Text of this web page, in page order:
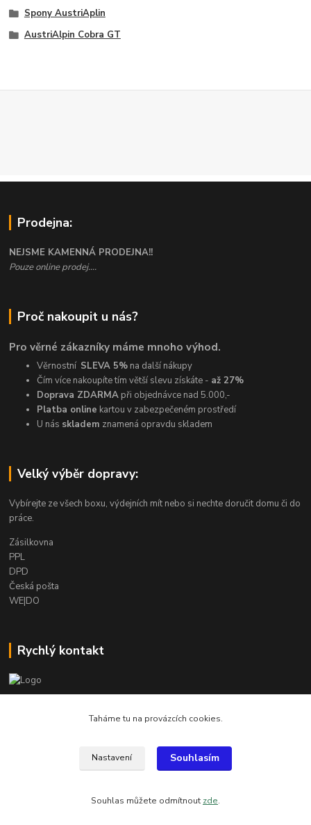
Spony AustriAplin
AustriAlpin Cobra GT
Prodejna:
NEJSME KAMENNÁ PRODEJNA!!
Pouze online prodej....
Proč nakoupit u nás?
Pro věrné zákazníky máme mnoho výhod.
Věrnostní SLEVA 5% na další nákupy
Čím více nakoupíte tím větší slevu získáte - až 27%
Doprava ZDARMA při objednávce nad 5.000,-
Platba online kartou v zabezpečeném prostředí
U nás skladem znamená opravdu skladem
Velký výběr dopravy:
Vybírejte ze všech boxu, výdejních mít nebo si nechte doručit domu či do
práce.
Zásilkovna
PPL
DPD
Česká pošta
WE|DO
Rychlý kontakt
info@armygalanterie.cz
Všechny obrázky, popisky a texty jsou chráněny autorským právem
Taháme tu na provázcích cookies.
Nastavení Souhlasím
Souhlas můžete odmítnout zde.